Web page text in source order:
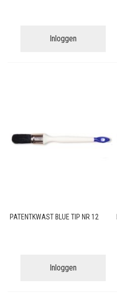
Inloggen
PATENTKWAST BLUE TIP NR 12
Inloggen